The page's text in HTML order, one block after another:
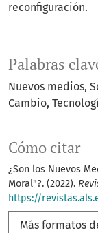
Palabras
Nuevos medios
Cambio
Cómo citar
¿Son los Nuevos
Moral"?. (2022).
https://
Más formatos
reconfiguración.